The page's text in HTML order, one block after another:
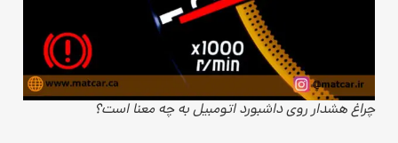
چراغ هشدار روی داشبورد اتومبیل به چه معنا است؟